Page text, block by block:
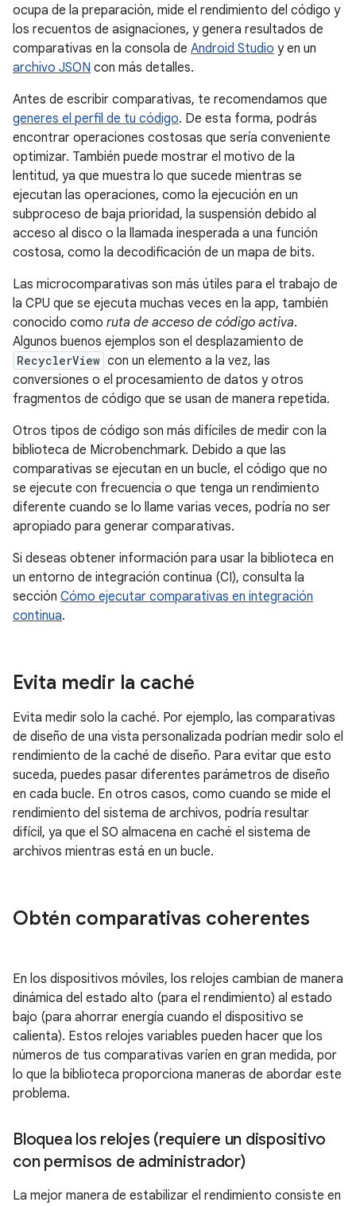
ocupa de la preparación, mide el rendimiento del código y
los recuentos de asignaciones, y genera resultados de
comparativas en la consola de Android Studio y en un
archivo JSON con más detalles.
Antes de escribir comparativas, te recomendamos que
generes el perfil de tu código. De esta forma, podrás
encontrar operaciones costosas que sería conveniente
optimizar. También puede mostrar el motivo de la
lentitud, ya que muestra lo que sucede mientras se
ejecutan las operaciones, como la ejecución en un
subproceso de baja prioridad, la suspensión debido al
acceso al disco o la llamada inesperada a una función
costosa, como la decodificación de un mapa de bits.
Las microcomparativas son más útiles para el trabajo de
la CPU que se ejecuta muchas veces en la app, también
conocido como ruta de acceso de código activa.
Algunos buenos ejemplos son el desplazamiento de
RecyclerView con un elemento a la vez, las
conversiones o el procesamiento de datos y otros
fragmentos de código que se usan de manera repetida.
Otros tipos de código son más difíciles de medir con la
biblioteca de Microbenchmark. Debido a que las
comparativas se ejecutan en un bucle, el código que no
se ejecute con frecuencia o que tenga un rendimiento
diferente cuando se lo llame varias veces, podría no ser
apropiado para generar comparativas.
Si deseas obtener información para usar la biblioteca en
un entorno de integración continua (CI), consulta la
sección Cómo ejecutar comparativas en integración
continua.
Evita medir la caché
Evita medir solo la caché. Por ejemplo, las comparativas
de diseño de una vista personalizada podrían medir solo el
rendimiento de la caché de diseño. Para evitar que esto
suceda, puedes pasar diferentes parámetros de diseño
en cada bucle. En otros casos, como cuando se mide el
rendimiento del sistema de archivos, podría resultar
difícil, ya que el SO almacena en caché el sistema de
archivos mientras está en un bucle.
Obtén comparativas coherentes
En los dispositivos móviles, los relojes cambian de manera
dinámica del estado alto (para el rendimiento) al estado
bajo (para ahorrar energía cuando el dispositivo se
calienta). Estos relojes variables pueden hacer que los
números de tus comparativas varíen en gran medida, por
lo que la biblioteca proporciona maneras de abordar este
problema.
Bloquea los relojes (requiere un dispositivo
con permisos de administrador)
La mejor manera de estabilizar el rendimiento consiste en